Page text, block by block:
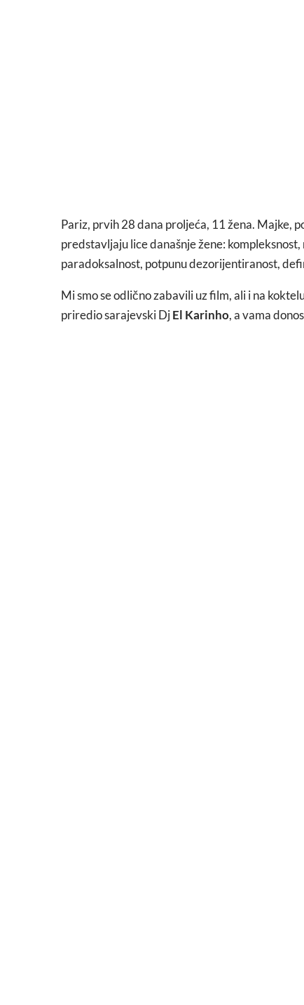
Pariz, prvih 28 dana proljeća, 11 žena. Majke,
predstavljaju lice današnje žene:
paradoksalnost, potpunu dezorijentiranost,
Mi smo se odlično zabavili uz film, ali i na
priredio sarajevski DjEl Karinho, a vama